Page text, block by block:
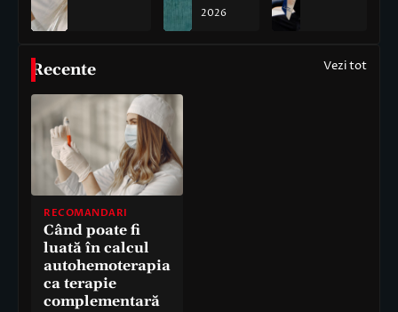
2026
Recente Vezi tot
RECOMANDARI
Când poate fi
luată în calcul
autohemoterapia
ca terapie
complementară